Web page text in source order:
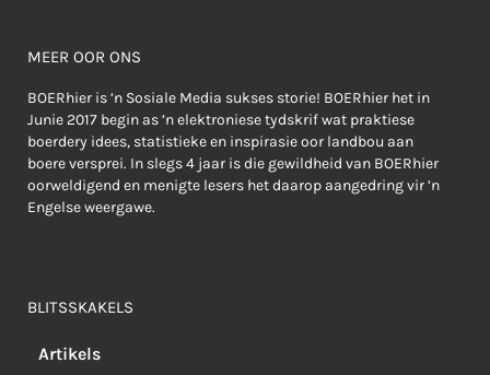
MEER OOR ONS
BOERhier is ’n Sosiale Media sukses storie! BOERhier het in
Junie 2017 begin as ’n elektroniese tydskrif wat praktiese
boerdery idees, statistieke en inspirasie oor landbou aan
boere versprei. In slegs 4 jaar is die gewildheid van BOERhier
oorweldigend en menigte lesers het daarop aangedring vir ’n
Engelse weergawe.
BLITSSKAKELS
Artikels